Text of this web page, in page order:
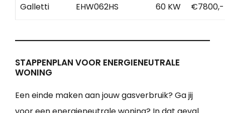
Galletti EHW062HS 60 KW €7800,-
STAPPENPLAN VOOR ENERGIENEUTRALE
WONING
Een einde maken aan jouw gasverbruik? Ga jij